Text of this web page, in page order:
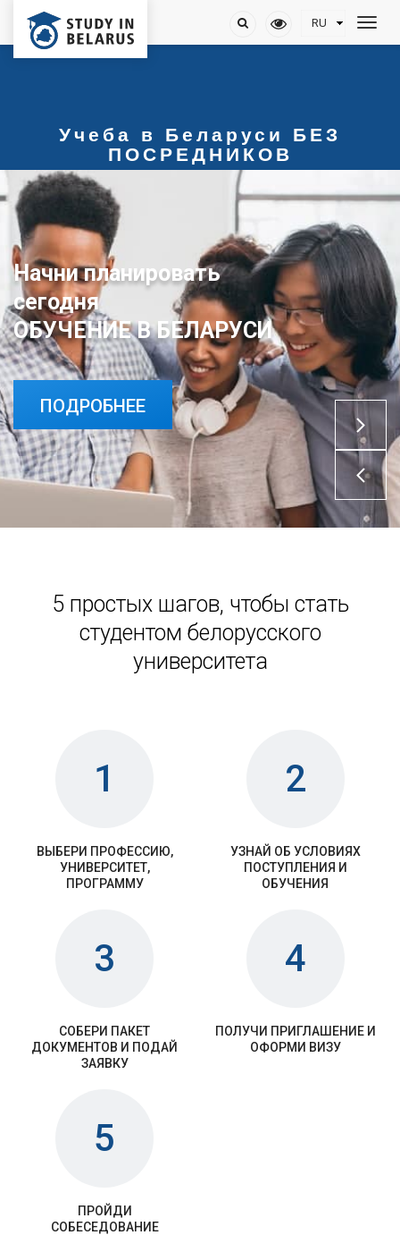
Учеба в Беларуси БЕЗ
ПОСРЕДНИКОВ
Начни планировать
сегодня
ОБУЧЕНИЕ В БЕЛАРУСИ
ПОДРОБНЕЕ
ОБУЧЕНИЕ В БЕЛАРУСИ
ПОДРОБНЕЕ
5 простых шагов, чтобы стать
студентом белорусского
университета
1
ВЫБЕРИ ПРОФЕССИЮ,
УНИВЕРСИТЕТ,
ПРОГРАММУ
2
УЗНАЙ ОБ УСЛОВИЯХ
ПОСТУПЛЕНИЯ И
ОБУЧЕНИЯ
3
СОБЕРИ ПАКЕТ
ДОКУМЕНТОВ И ПОДАЙ
ЗАЯВКУ
4
ПОЛУЧИ ПРИГЛАШЕНИЕ И
ОФОРМИ ВИЗУ
5
ПРОЙДИ
СОБЕСЕДОВАНИЕ